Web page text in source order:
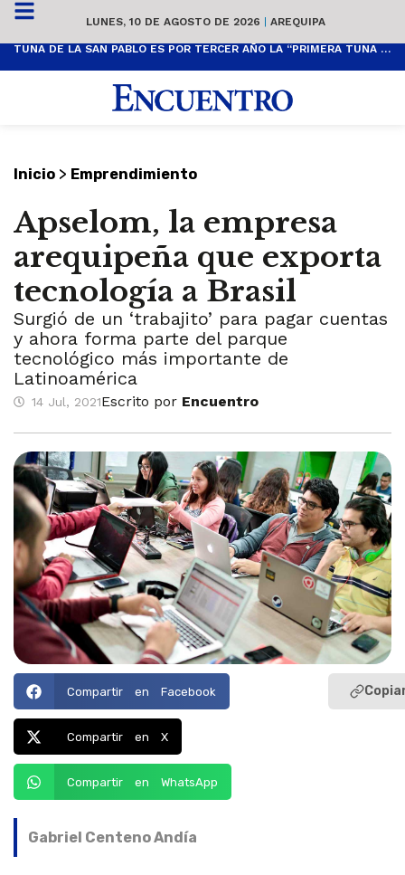
LUNES, 10 DE AGOSTO DE 2026 | AREQUIPA
TUNA DE LA SAN PABLO ES POR TERCER AÑO LA “PRIMERA TUNA MÁS TUNA”
Inicio > Emprendimiento
Apselom, la empresa
arequipeña que exporta
tecnología a Brasil
Surgió de un ‘trabajito’ para pagar cuentas
y ahora forma parte del parque
tecnológico más importante de
Latinoamérica
14 Jul, 2021Escrito por Encuentro
Compartir en Facebook
Compartir en X
Compartir en WhatsApp
Gabriel Centeno Andía